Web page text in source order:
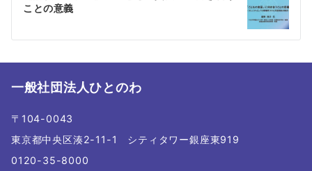
シ
ョ
ン
ことの意義
一般社団法人ひとのわ
〒104-0043
東京都中央区湊2-11-1 シティタワー銀座東919
0120-35-8000